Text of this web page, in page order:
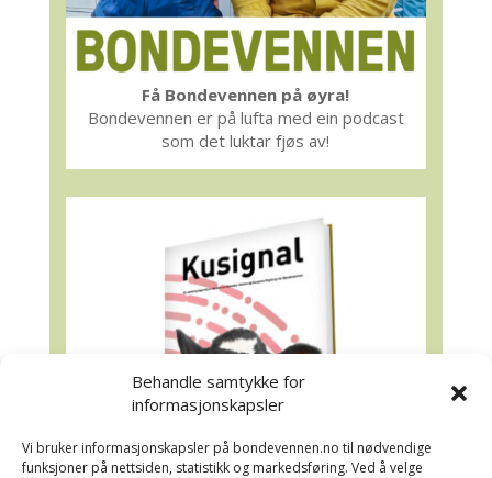
Behandle samtykke for
informasjonskapsler
Vi bruker informasjonskapsler på bondevennen.no til nødvendige
funksjoner på nettsiden, statistikk og markedsføring. Ved å velge
Få Bondevennen på øyra!
Bondevennen er på lufta med ein podcast
som det luktar fjøs av!